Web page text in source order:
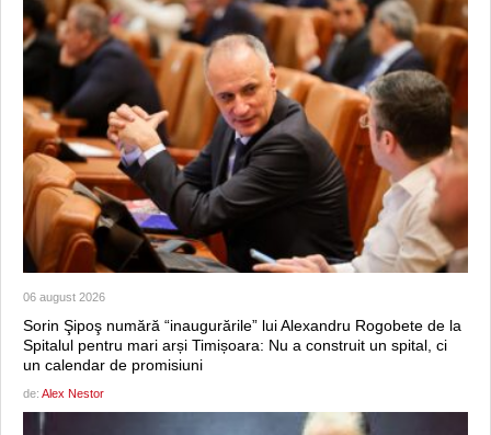
06 august 2026
Sorin Şipoş numără “inaugurările” lui Alexandru Rogobete de la
Spitalul pentru mari arși Timișoara: Nu a construit un spital, ci
un calendar de promisiuni
de: Alex Nestor